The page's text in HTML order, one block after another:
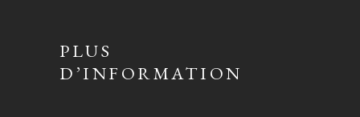
PLUS
D’INFORMATION